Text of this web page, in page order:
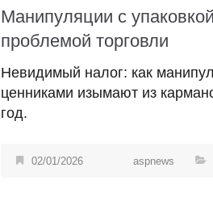
Манипуляции с
проблемой торговли
Невидимый налог: как
ценниками изымают из
год.
02/01/2026 aspnews